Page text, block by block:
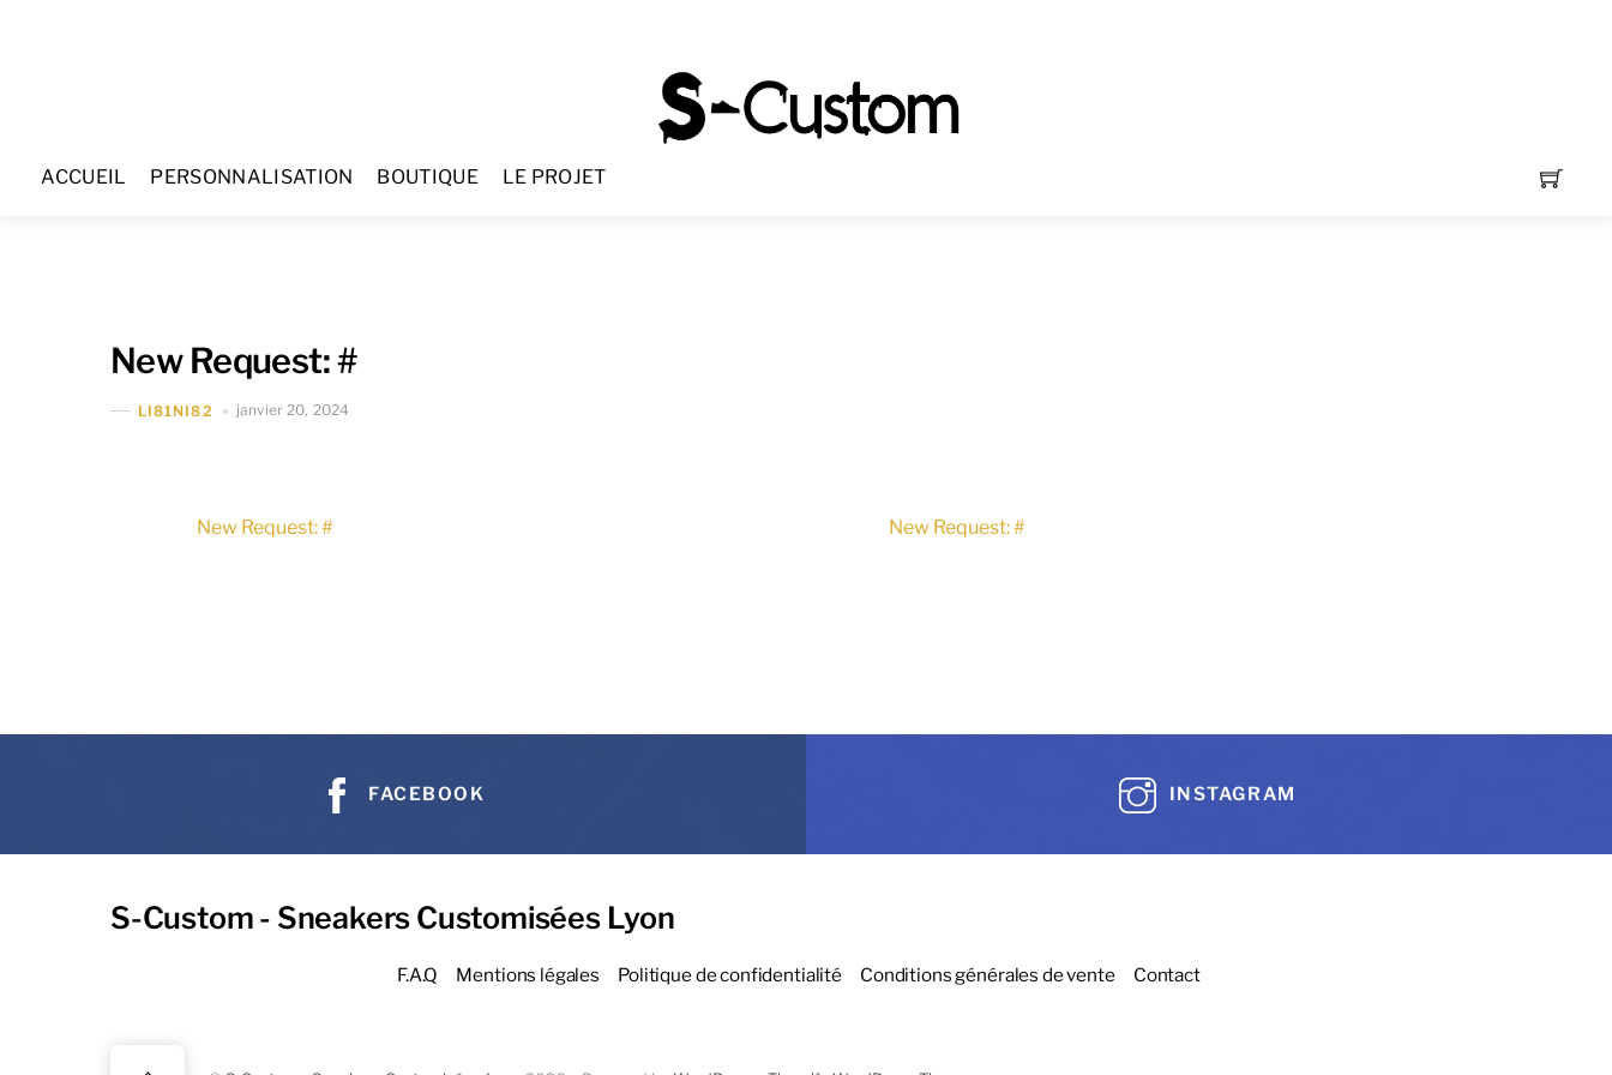
ACCUEIL PERSONNALISATION BOUTIQUE LE PROJET
New Request: #
LI81NI82 janvier 20, 2024
New Request: # New Request: #
FACEBOOK INSTAGRAM
S-Custom - Sneakers Customisées Lyon
F.A.Q Mentions légales Politique de confidentialité Conditions générales de vente Contact